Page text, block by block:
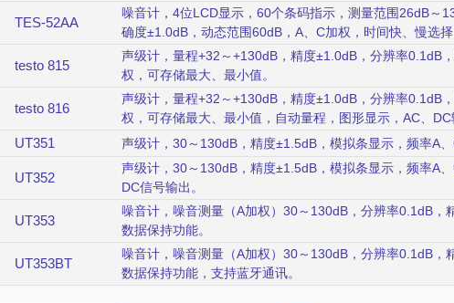
记录99笔资料。
TES-52AA
噪音计，4位LCD显示，60个条码指示，测量范围26dB～
确度±1.0dB，动态范围60dB，A、C加权，时间快、慢选
AC/DC模拟输出，可记录99笔资料。
testo 815
声级计，量程+32～+130dB，精度±1.0dB，分辨率0.1dB
权，可存储最大、最小值。
testo 816
声级计，量程+32～+130dB，精度±1.0dB，分辨率0.1dB
权，可存储最大、最小值，自动量程，图形显示，AC、DC
UT351 声级计，30～130dB，精度±1.5dB，模拟条显示，频率A、
UT352
声级计，30～130dB，精度±1.5dB，模拟条显示，频率A
DC信号输出。
UT353
噪音计，噪音测量（A加权）30～130dB，分辨率0.1dB，
数据保持功能。
UT353BT
噪音计，噪音测量（A加权）30～130dB，分辨率0.1dB，
数据保持功能，支持蓝牙通讯。